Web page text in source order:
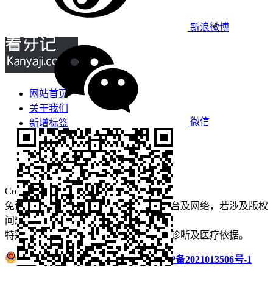
网站首页
关于我们
新增标签
免责声明
看牙攻略
口腔运营
Copyright © 2022 看牙记 版权所有
免责声明：本站部分内容来源于公众平台及网络，若涉及版权
问题【请点此联系我们 】删除！
特别声明：本站内容仅供参考，不作为诊断及医疗依据。
浙公网安备 33011002016235号 浙ICP备2021013506号-1
新浪微博
微信